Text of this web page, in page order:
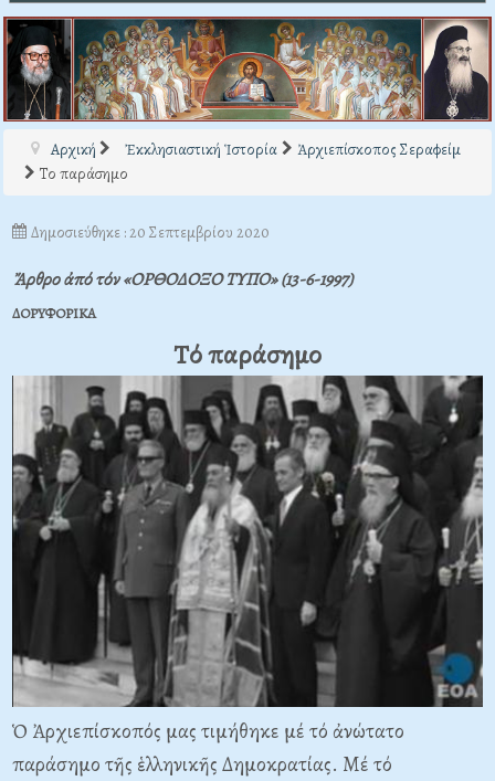
Αρχική Ἐκκλησιαστική Ἱστορία
Ἀρχιεπίσκοπος Σεραφείμ
Το παράσημο
Δημοσιεύθηκε : 20 Σεπτεμβρίου 2020
Ἄρθρο ἀπό τόν «ΟΡΘΟΔΟΞΟ ΤΥΠΟ» (13-6-1997)
ΔOPYΦOPIKA
Tό παράσημο
Ὁ Ἀρχιεπίσκοπός μας τιμήθηκε μέ τό ἀνώτατο
παράσημο τῆς ἑλληνικῆς Δημοκρατίας. Mέ τό